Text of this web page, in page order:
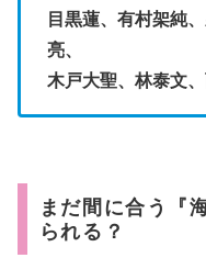
目黒蓮、有村架純
亮、
木戸大聖、林泰文
まだ間に合う『
られる？